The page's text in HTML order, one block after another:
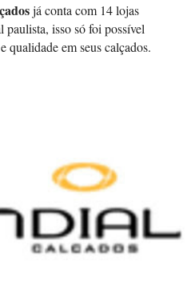
já conta com 14 lojas
paulista, isso só foi possível
qualidade em seus calçados.